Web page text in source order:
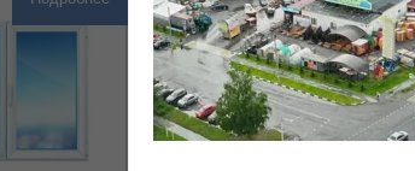
Полное наименование
ТипНоменклатуры
ВидНоменклатуры